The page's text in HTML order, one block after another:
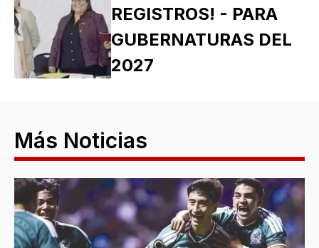
REGISTROS! - PARA
GUBERNATURAS DEL
2027
Más Noticias